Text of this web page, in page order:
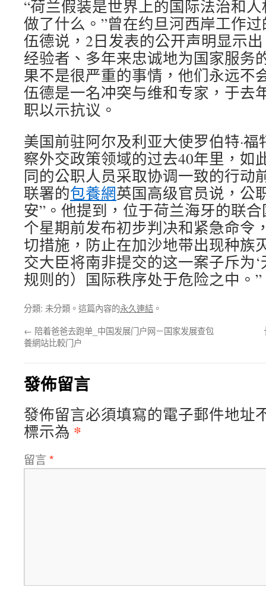
“荷兰假装是世界上的国际法治和
做了什么。”曾在约旦河西岸工作
伍德说，2日发表的公开声明显示
经验者、多年来忠诚地为国家服务
果不是很严重的事情，他们永远不
伍德是一名冲突与维和专家，于去
职以示抗议。
美国前驻阿尔及利亚大使罗伯特·
察外交政策领域的过去40年里，如
同的公职人员采取协调一致的行动
联署的包養網英国高级官员说，公
安”。他提到，位于荷兰海牙的联
个星期前发布初步判决和紧急命令
切措施，防止在加沙地带出现种族
交大臣将南非提交的这一案子斥为
规则的）国际秩序处于危险之中。”
分類: 未分類。這篇內容的永久連結 。
← 陪着爸爸去跑单_中国发展门户网－国家发展查包
養網站比較门户
發佈留言
發佈留言必須填寫的電子郵件地址
標示為 *
留言 *